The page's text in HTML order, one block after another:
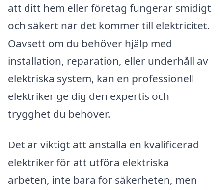
att ditt hem eller företag fungerar smidigt
och säkert när det kommer till elektricitet.
Oavsett om du behöver hjälp med
installation, reparation, eller underhåll av
elektriska system, kan en professionell
elektriker ge dig den expertis och
trygghet du behöver.
Det är viktigt att anställa en kvalificerad
elektriker för att utföra elektriska
arbeten, inte bara för säkerheten, men